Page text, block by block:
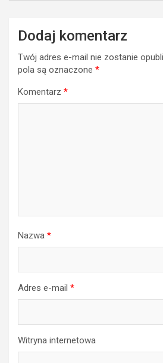
Dodaj komentarz
Twój adres e-mail nie zostanie
pola są oznaczone *
Komentarz *
Nazwa *
Adres e-mail *
Witryna internetowa